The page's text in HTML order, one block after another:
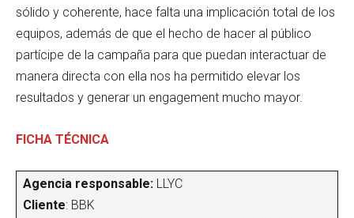
sólido y coherente, hace falta una implicación total de los
equipos, además de que el hecho de hacer al público
partícipe de la campaña para que puedan interactuar de
manera directa con ella nos ha permitido elevar los
resultados y generar un engagement mucho mayor.
FICHA TÉCNICA
Agencia responsable: LLYC
Cliente: BBK